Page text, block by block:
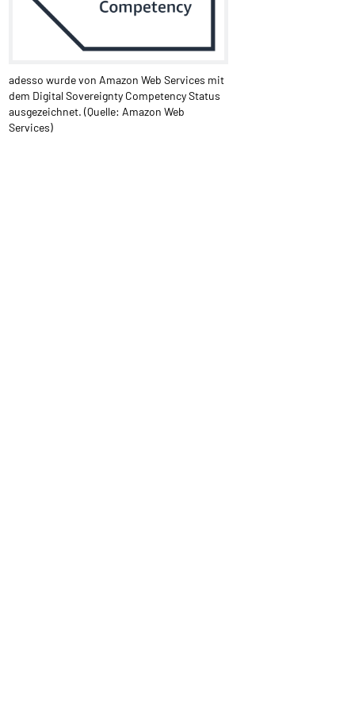
adesso wurde von Amazon Web Services mit
dem Digital Sovereignty Competency Status
ausgezeichnet. (Quelle: Amazon Web
Services)